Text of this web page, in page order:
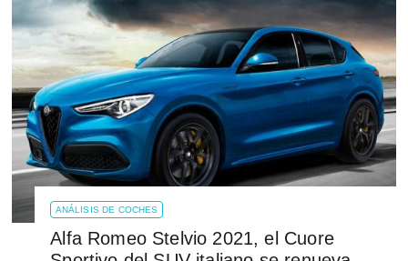
ANÁLISIS DE COCHES
Alfa Romeo Stelvio 2021, el Cuore